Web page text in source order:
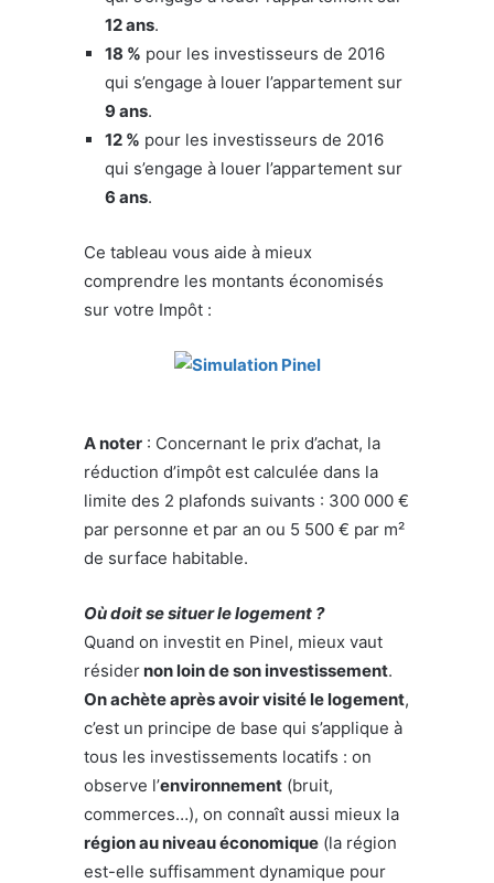
12 ans.
18 % pour les investisseurs de 2016
qui s’engage à louer l’appartement sur
9 ans.
12 % pour les investisseurs de 2016
qui s’engage à louer l’appartement sur
6 ans.
Ce tableau vous aide à mieux
comprendre les montants économisés
sur votre Impôt :
A noter : Concernant le prix d’achat, la
réduction d’impôt est calculée dans la
limite des 2 plafonds suivants : 300 000 €
par personne et par an ou 5 500 € par m²
de surface habitable.
Où doit se situer le logement ?
Quand on investit en Pinel, mieux vaut
résider non loin de son investissement.
On achète après avoir visité le logement,
c’est un principe de base qui s’applique à
tous les investissements locatifs : on
observe l’environnement (bruit,
commerces…), on connaît aussi mieux la
région au niveau économique (la région
est-elle suffisamment dynamique pour